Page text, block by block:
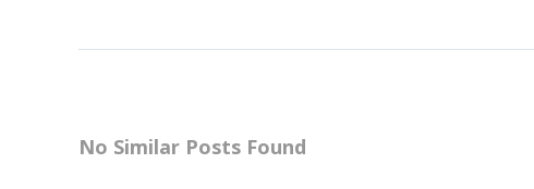
No Similar Posts Found